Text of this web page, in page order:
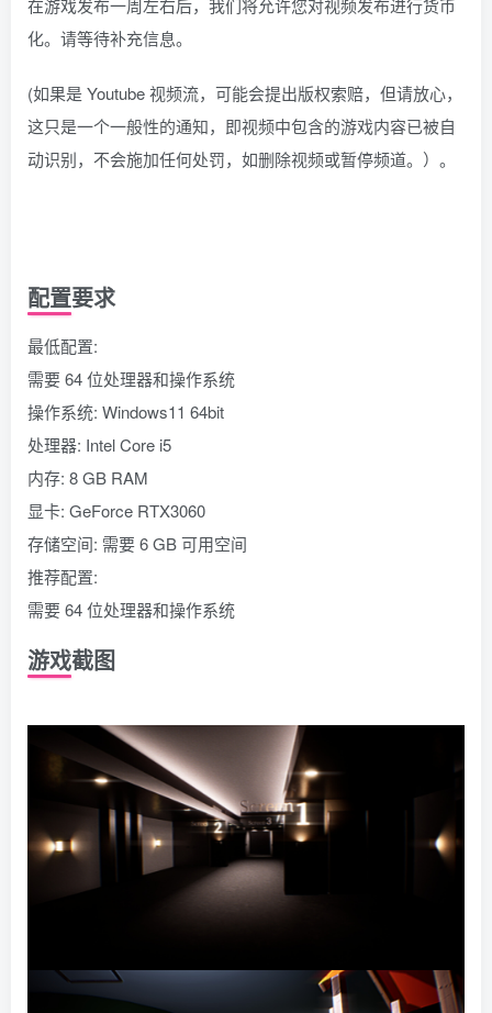
化。请等待补充信息。
(如果是 Youtube 视频流，可能会提出版权索赔，但请放心，
这只是一个一般性的通知，即视频中包含的游戏内容已被自
动识别，不会施加任何处罚，如删除视频或暂停频道。）。
配置要求
最低配置:
需要 64 位处理器和操作系统
操作系统: Windows11 64bit
处理器: Intel Core i5
内存: 8 GB RAM
显卡: GeForce RTX3060
存储空间: 需要 6 GB 可用空间
推荐配置:
需要 64 位处理器和操作系统
游戏截图